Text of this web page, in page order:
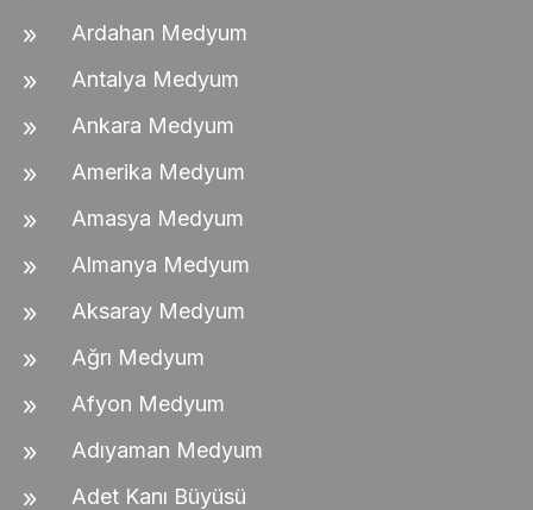
Ardahan Medyum
Antalya Medyum
Ankara Medyum
Amerika Medyum
Amasya Medyum
Almanya Medyum
Aksaray Medyum
Ağrı Medyum
Afyon Medyum
Adıyaman Medyum
Adet Kanı Büyüsü